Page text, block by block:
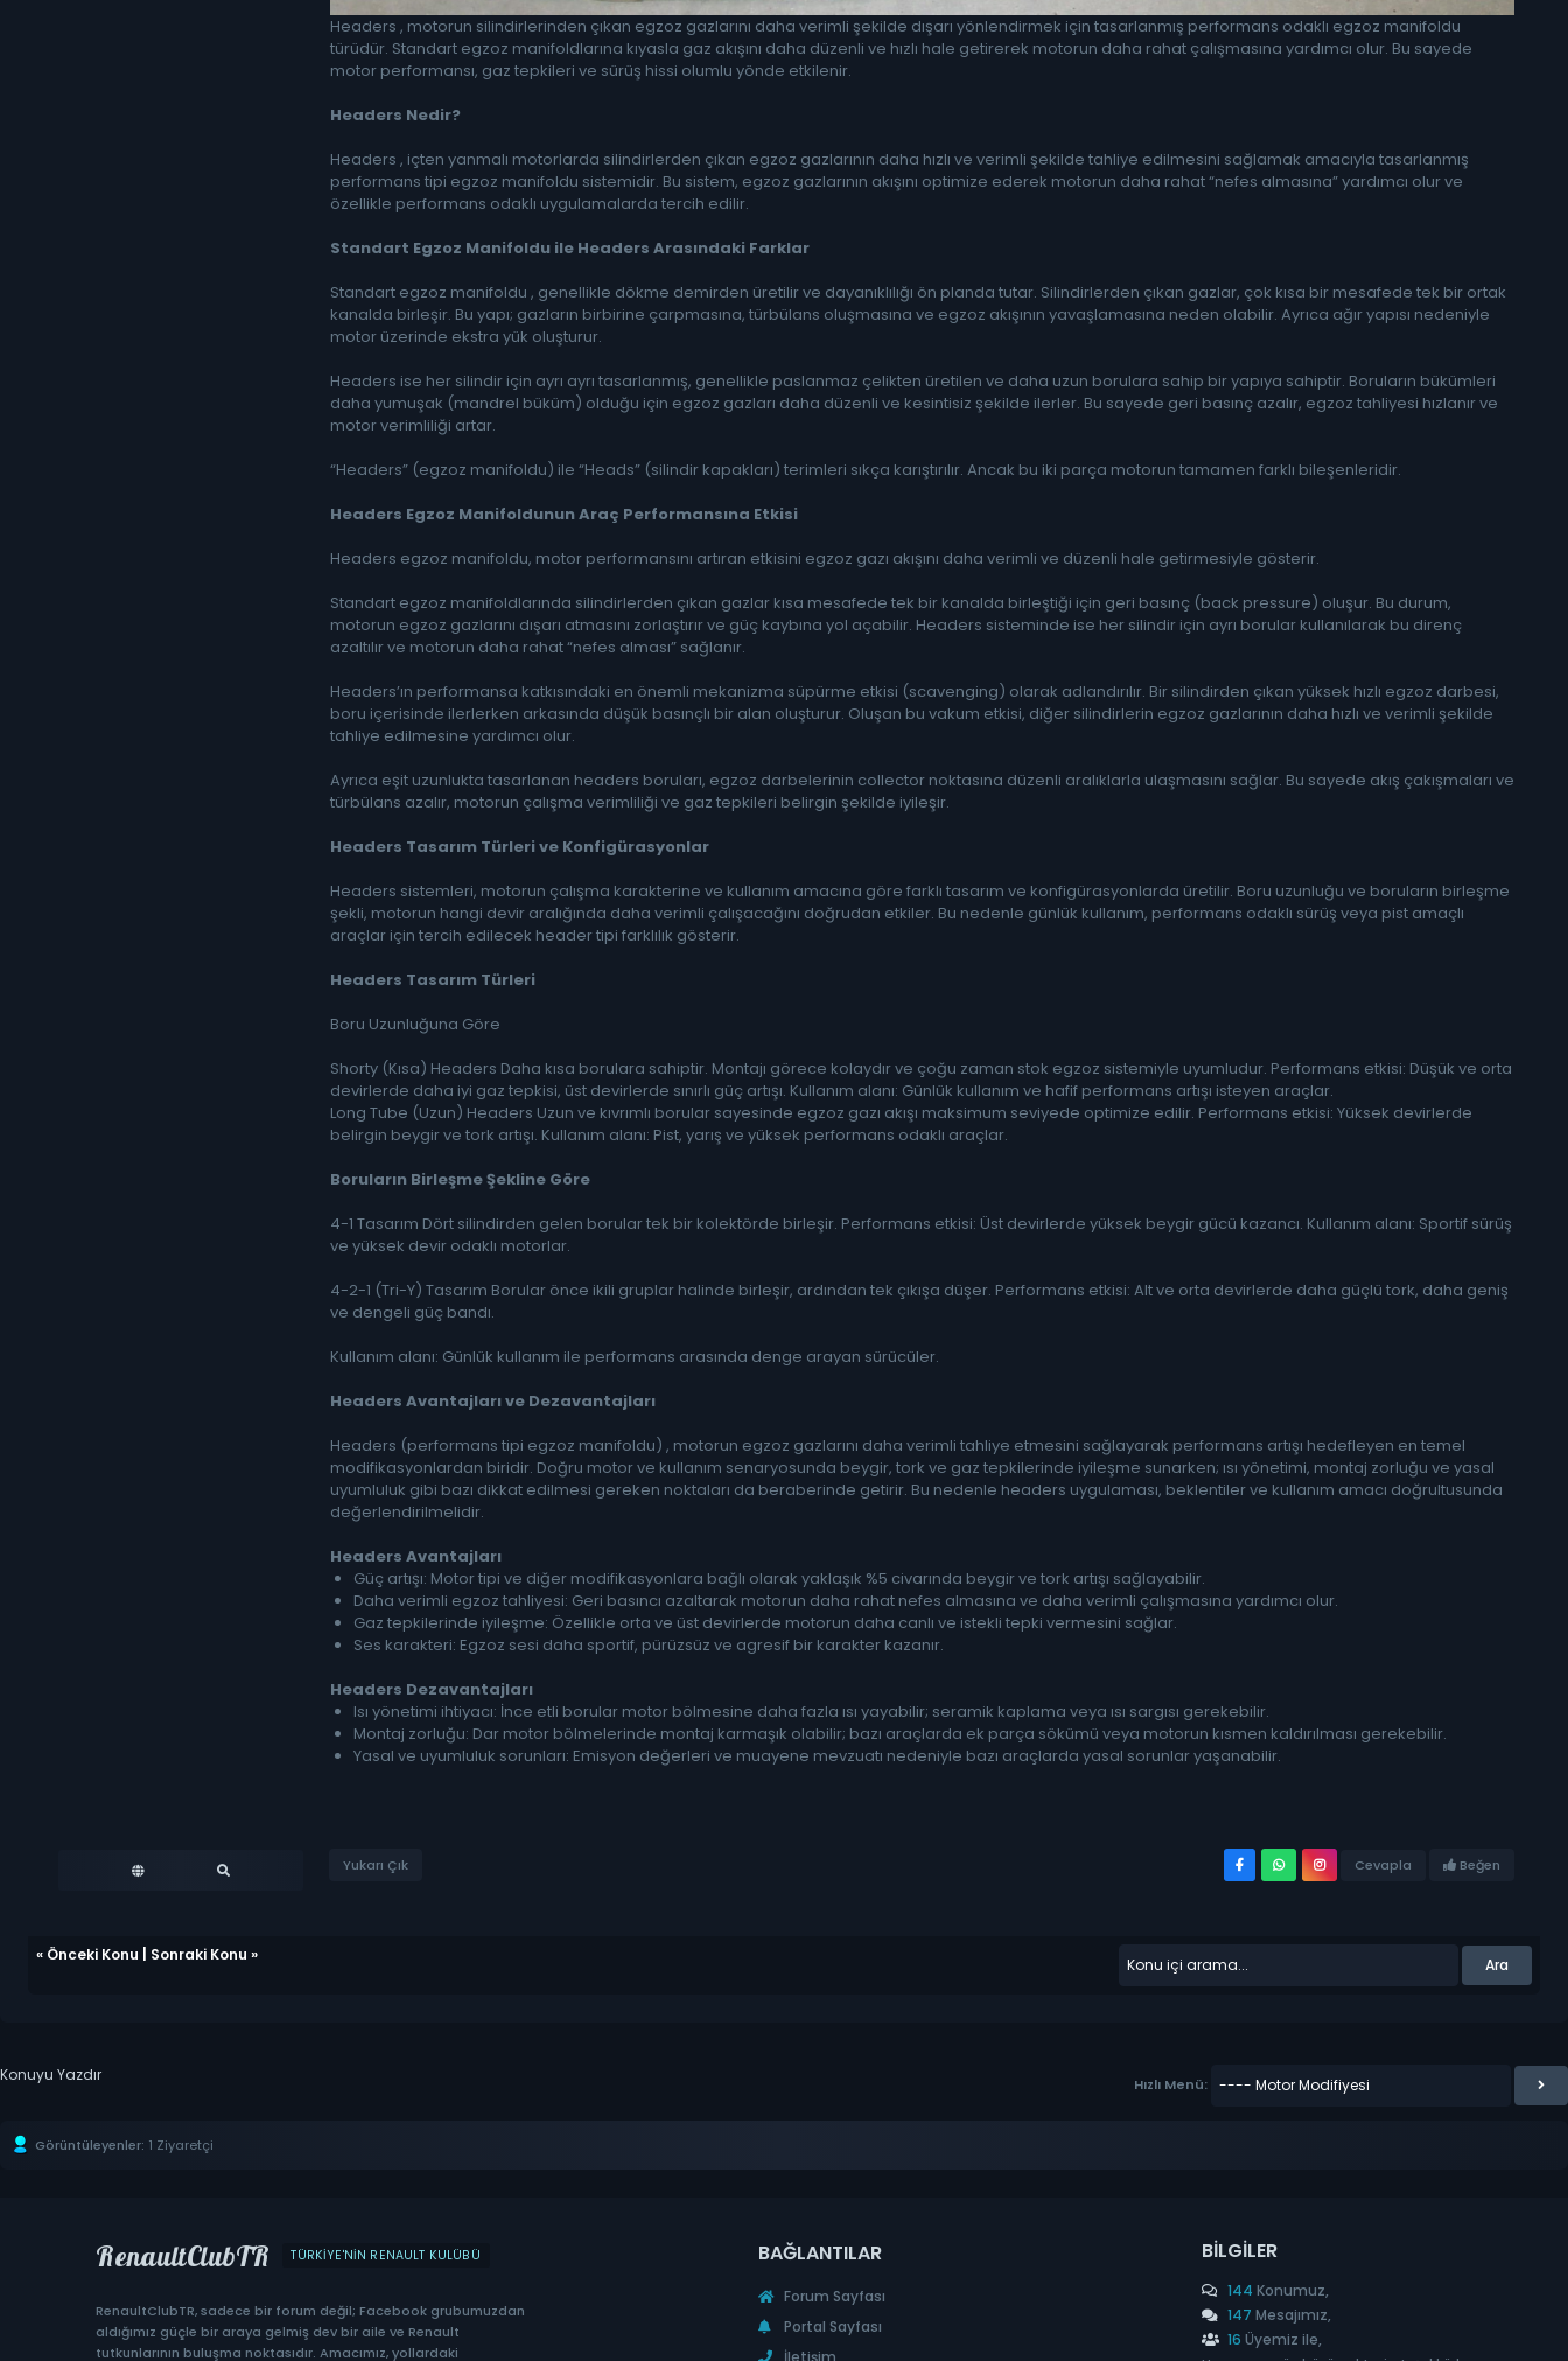
Headers , motorun silindirlerinden çıkan egzoz gazlarını daha verimli şekilde dışarı yönlendirmek için tasarlanmış performans odaklı egzoz manifoldu
türüdür. Standart egzoz manifoldlarına kıyasla gaz akışını daha düzenli ve hızlı hale getirerek motorun daha rahat çalışmasına yardımcı olur. Bu sayede
motor performansı, gaz tepkileri ve sürüş hissi olumlu yönde etkilenir.
Headers Nedir?
Headers , içten yanmalı motorlarda silindirlerden çıkan egzoz gazlarının daha hızlı ve verimli şekilde tahliye edilmesini sağlamak amacıyla tasarlanmış
performans tipi egzoz manifoldu sistemidir. Bu sistem, egzoz gazlarının akışını optimize ederek motorun daha rahat “nefes almasına” yardımcı olur ve
özellikle performans odaklı uygulamalarda tercih edilir.
Standart Egzoz Manifoldu ile Headers Arasındaki Farklar
Standart egzoz manifoldu , genellikle dökme demirden üretilir ve dayanıklılığı ön planda tutar. Silindirlerden çıkan gazlar, çok kısa bir mesafede tek bir ortak
kanalda birleşir. Bu yapı; gazların birbirine çarpmasına, türbülans oluşmasına ve egzoz akışının yavaşlamasına neden olabilir. Ayrıca ağır yapısı nedeniyle
motor üzerinde ekstra yük oluşturur.
Headers ise her silindir için ayrı ayrı tasarlanmış, genellikle paslanmaz çelikten üretilen ve daha uzun borulara sahip bir yapıya sahiptir. Boruların bükümleri
daha yumuşak (mandrel büküm) olduğu için egzoz gazları daha düzenli ve kesintisiz şekilde ilerler. Bu sayede geri basınç azalır, egzoz tahliyesi hızlanır ve
motor verimliliği artar.
“Headers” (egzoz manifoldu) ile “Heads” (silindir kapakları) terimleri sıkça karıştırılır. Ancak bu iki parça motorun tamamen farklı bileşenleridir.
Headers Egzoz Manifoldunun Araç Performansına Etkisi
Headers egzoz manifoldu, motor performansını artıran etkisini egzoz gazı akışını daha verimli ve düzenli hale getirmesiyle gösterir.
Standart egzoz manifoldlarında silindirlerden çıkan gazlar kısa mesafede tek bir kanalda birleştiği için geri basınç (back pressure) oluşur. Bu durum,
motorun egzoz gazlarını dışarı atmasını zorlaştırır ve güç kaybına yol açabilir. Headers sisteminde ise her silindir için ayrı borular kullanılarak bu direnç
azaltılır ve motorun daha rahat “nefes alması” sağlanır.
Headers’ın performansa katkısındaki en önemli mekanizma süpürme etkisi (scavenging) olarak adlandırılır. Bir silindirden çıkan yüksek hızlı egzoz darbesi,
boru içerisinde ilerlerken arkasında düşük basınçlı bir alan oluşturur. Oluşan bu vakum etkisi, diğer silindirlerin egzoz gazlarının daha hızlı ve verimli şekilde
tahliye edilmesine yardımcı olur.
Ayrıca eşit uzunlukta tasarlanan headers boruları, egzoz darbelerinin collector noktasına düzenli aralıklarla ulaşmasını sağlar. Bu sayede akış çakışmaları ve
türbülans azalır, motorun çalışma verimliliği ve gaz tepkileri belirgin şekilde iyileşir.
Headers Tasarım Türleri ve Konfigürasyonlar
Headers sistemleri, motorun çalışma karakterine ve kullanım amacına göre farklı tasarım ve konfigürasyonlarda üretilir. Boru uzunluğu ve boruların birleşme
şekli, motorun hangi devir aralığında daha verimli çalışacağını doğrudan etkiler. Bu nedenle günlük kullanım, performans odaklı sürüş veya pist amaçlı
araçlar için tercih edilecek header tipi farklılık gösterir.
Headers Tasarım Türleri
Boru Uzunluğuna Göre
Shorty (Kısa) Headers Daha kısa borulara sahiptir. Montajı görece kolaydır ve çoğu zaman stok egzoz sistemiyle uyumludur. Performans etkisi: Düşük ve orta
devirlerde daha iyi gaz tepkisi, üst devirlerde sınırlı güç artışı. Kullanım alanı: Günlük kullanım ve hafif performans artışı isteyen araçlar.
Long Tube (Uzun) Headers Uzun ve kıvrımlı borular sayesinde egzoz gazı akışı maksimum seviyede optimize edilir. Performans etkisi: Yüksek devirlerde
belirgin beygir ve tork artışı. Kullanım alanı: Pist, yarış ve yüksek performans odaklı araçlar.
Boruların Birleşme Şekline Göre
4-1 Tasarım Dört silindirden gelen borular tek bir kolektörde birleşir. Performans etkisi: Üst devirlerde yüksek beygir gücü kazancı. Kullanım alanı: Sportif sürüş
ve yüksek devir odaklı motorlar.
4-2-1 (Tri-Y) Tasarım Borular önce ikili gruplar halinde birleşir, ardından tek çıkışa düşer. Performans etkisi: Alt ve orta devirlerde daha güçlü tork, daha geniş
ve dengeli güç bandı.
Kullanım alanı: Günlük kullanım ile performans arasında denge arayan sürücüler.
Headers Avantajları ve Dezavantajları
Headers (performans tipi egzoz manifoldu) , motorun egzoz gazlarını daha verimli tahliye etmesini sağlayarak performans artışı hedefleyen en temel
modifikasyonlardan biridir. Doğru motor ve kullanım senaryosunda beygir, tork ve gaz tepkilerinde iyileşme sunarken; ısı yönetimi, montaj zorluğu ve yasal
uyumluluk gibi bazı dikkat edilmesi gereken noktaları da beraberinde getirir. Bu nedenle headers uygulaması, beklentiler ve kullanım amacı doğrultusunda
değerlendirilmelidir.
Headers Avantajları
Güç artışı: Motor tipi ve diğer modifikasyonlara bağlı olarak yaklaşık %5 civarında beygir ve tork artışı sağlayabilir.
Daha verimli egzoz tahliyesi: Geri basıncı azaltarak motorun daha rahat nefes almasına ve daha verimli çalışmasına yardımcı olur.
Gaz tepkilerinde iyileşme: Özellikle orta ve üst devirlerde motorun daha canlı ve istekli tepki vermesini sağlar.
Ses karakteri: Egzoz sesi daha sportif, pürüzsüz ve agresif bir karakter kazanır.
Headers Dezavantajları
Isı yönetimi ihtiyacı: İnce etli borular motor bölmesine daha fazla ısı yayabilir; seramik kaplama veya ısı sargısı gerekebilir.
Montaj zorluğu: Dar motor bölmelerinde montaj karmaşık olabilir; bazı araçlarda ek parça sökümü veya motorun kısmen kaldırılması gerekebilir.
Yasal ve uyumluluk sorunları: Emisyon değerleri ve muayene mevzuatı nedeniyle bazı araçlarda yasal sorunlar yaşanabilir.
Yukarı Çık Cevapla Beğen
« Önceki Konu Sonraki Konu »
Konuyu Yazdır
Hızlı Menü:
Görüntüleyenler: 1 Ziyaretçi
RenaultClubTR TÜRKIYE'NIN RENAULT KULÜBÜ
RenaultClubTR, sadece bir forum değil; Facebook grubumuzdan
aldığımız güçle bir araya gelmiş dev bir aile ve Renault
tutkunlarının buluşma noktasıdır. Amacımız, yollardaki
BAĞLANTILAR
Forum Sayfası
Portal Sayfası
İletişim
BILGILER
144 Konumuz,
147 Mesajımız,
16 Üyemiz ile,